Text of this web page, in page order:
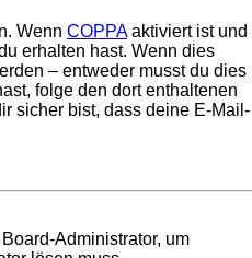
Wenn COPPAaktiviert ist und
erhalten hast. Wenn dies
– entweder musst du dies
folge den dort enthaltenen
sicher bist, dass deine E-Mail-
Administrator, um